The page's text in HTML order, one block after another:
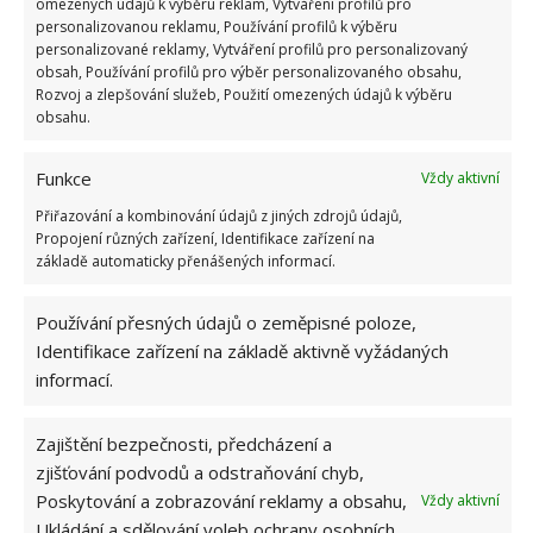
personalizovanou reklamu, Používání profilů k výběru
personalizované reklamy, Vytváření profilů pro personalizovaný
obsah, Používání profilů pro výběr personalizovaného obsahu,
Rozvoj a zlepšování služeb, Použití omezených údajů k výběru
obsahu.
Funkce
Vždy aktivní
Přiřazování a kombinování údajů z jiných zdrojů údajů,
Propojení různých zařízení, Identifikace zařízení na
základě automaticky přenášených informací.
Používání přesných údajů o zeměpisné poloze,
Identifikace zařízení na základě aktivně vyžádaných
informací.
Zajištění bezpečnosti, předcházení a
zjišťování podvodů a odstraňování chyb,
Poskytování a zobrazování reklamy a obsahu,
Vždy aktivní
jedlou sodu do těchto míst ve větším množství a
zapracujte do koberce
Mokré čištění koberce
Koberec důkladně vyluxujte
Smíchejte 1 sklenici jedlé sody s 10l teplé vody –
použít můžete kyblík, lavor
rovnoměrně po koberci – koberec má být vlhký,
nikoliv mokrý
vyluxujte
Ocet a jedlá soda